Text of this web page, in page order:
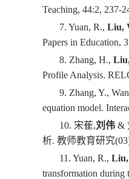
Teaching, 44:2, 237-
7. Yuan, R., Liu,
Papers in Education,
8. Zhang, H.,
Profile Analysis.
9. Zhang, Y.,
equation model.
10. 宋萑,刘伟 &
析. 教师教育研究
11. Yuan, R.,
transformation during